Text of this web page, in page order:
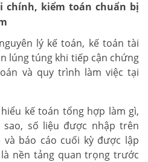
chính, kiểm toán chuẩn bị
lý kế toán, kế toán tài
lúng túng khi tiếp cận chứng
và quy trình làm việc tại
kế toán tổng hợp làm gì,
số liệu được nhập trên
báo cáo cuối kỳ được lập
nền tảng quan trọng trước